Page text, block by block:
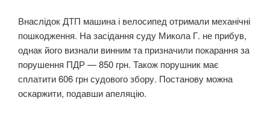
Внаслідок ДТП машина і велосипед отримали механічні
пошкодження. На засідання суду Микола Г. не прибув,
однак його визнали винним та призначили покарання за
порушення ПДР — 850 грн. Також порушник має
сплатити 606 грн судового збору. Постанову можна
оскаржити, подавши апеляцію.